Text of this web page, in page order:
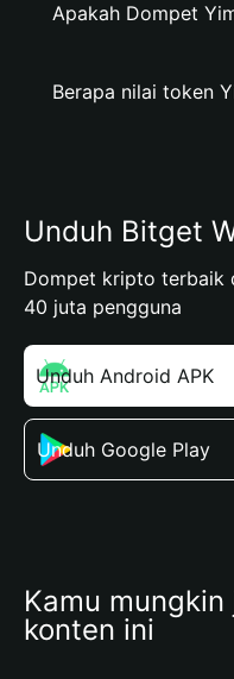
Apakah Dompet
Berapa nilai token
Unduh Bitget
Dompet kripto terbaik
40 juta pengguna
Unduh Android APK
Unduh Google Play
Kamu
konten ini